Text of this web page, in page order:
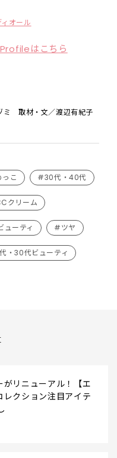
オール
はこちら
ミ 取材・文／渡辺有紀子
こ #30代・40代
クリーム
ーティ #ツヤ
・30代ビューティ
がリニューアル！【エ
レクション注目アイテ